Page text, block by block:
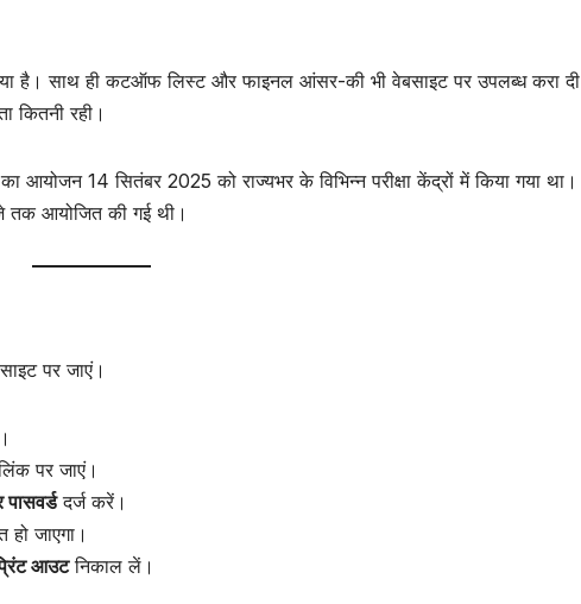
है। साथ ही कटऑफ लिस्ट और फाइनल आंसर-की भी वेबसाइट पर उपलब्ध करा दी
कितनी रही।
आयोजन 14 सितंबर 2025 को राज्यभर के विभिन्न परीक्षा केंद्रों में किया गया था।
तक आयोजित की गई थी।
पर जाएं।
पर जाएं।
दर्ज करें।
जाएगा।
आउटनिकाल लें।